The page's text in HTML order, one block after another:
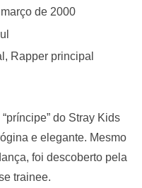
de 2000
Rapper principal
do Stray Kids
e elegante. Mesmo
foi descoberto pela
trainee.